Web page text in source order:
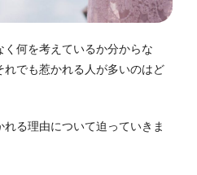
何を考えているか分からな
でも惹かれる人が多いのはど
る理由について迫っていきま